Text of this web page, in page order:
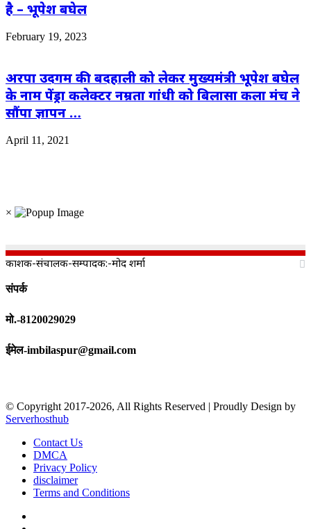
है – भूपेश बघेल
February 19, 2023
अरपा उदगम की बदहाली को लेकर मुख्यमंत्री भूपेश बघेल
के नाम पेंड्रा कलेक्टर नम्रता गांधी को बिलासा कला मंच ने
सौंपा ज्ञापन …
April 11, 2021
×
प्रकाशक-संचालक-सम्पादक:-प्रमोद शर्मा
संपर्क
मो.-8120029029
ईमेल-imbilaspur@gmail.com
© Copyright 2017-2026, All Rights Reserved | Proudly Design by
Serverhosthub
Contact Us
DMCA
Privacy Policy
disclaimer
Terms and Conditions